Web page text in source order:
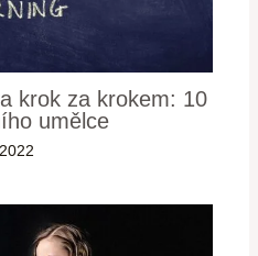
krok za krokem: 10
umělce